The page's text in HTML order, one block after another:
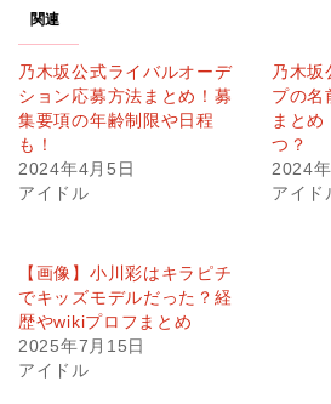
関連
乃木坂公式ライバルオーデ
ション応募方法まとめ！募
集要項の年齢制限や日程
も！
2024年4月5日
アイドル
乃木坂
プの名
まと
つ？
2024
アイド
【画像】小川彩はキラピチ
でキッズモデルだった？経
歴やwikiプロフまとめ
2025年7月15日
アイドル